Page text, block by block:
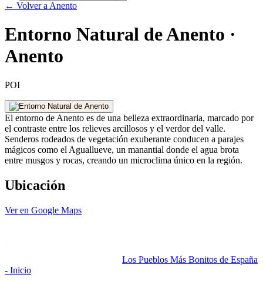
← Volver a Anento
Entorno Natural de Anento ·
Anento
POI
El entorno de Anento es de una belleza extraordinaria, marcado por
el contraste entre los relieves arcillosos y el verdor del valle.
Senderos rodeados de vegetación exuberante conducen a parajes
mágicos como el Aguallueve, un manantial donde el agua brota
entre musgos y rocas, creando un microclima único en la región.
Ubicación
Ver en Google Maps
Los Pueblos Más Bonitos de España
- Inicio